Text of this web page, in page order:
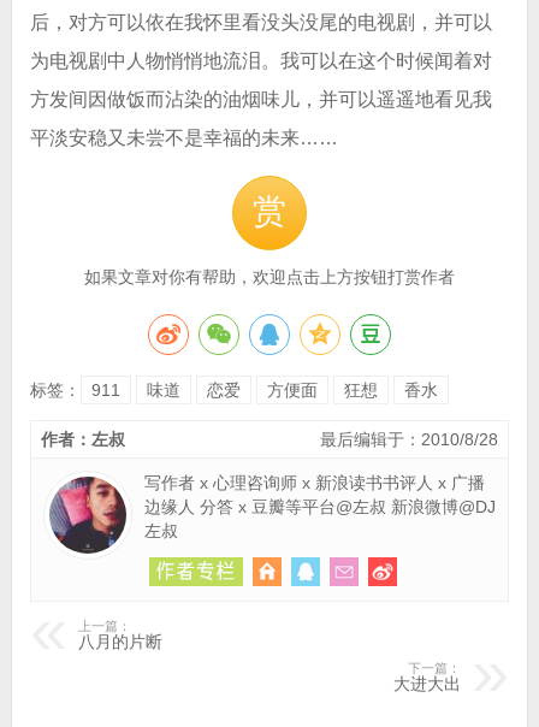
后，对方可以依在我怀里看没头没尾的电视剧，并可以
为电视剧中人物悄悄地流泪。我可以在这个时候闻着对
方发间因做饭而沾染的油烟味儿，并可以遥遥地看见我
平淡安稳又未尝不是幸福的未来……
赏
如果文章对你有帮助，欢迎点击上方按钮打赏作者
标签： 911 味道 恋爱 方便面 狂想 香水
最后编辑于：2010/8/28
作者：左叔
写作者 x 心理咨询师 x 新浪读书书评人 x 广播
边缘人 分答 x 豆瓣等平台@左叔 新浪微博@DJ
左叔
上一篇：
八月的片断
下一篇：
大进大出